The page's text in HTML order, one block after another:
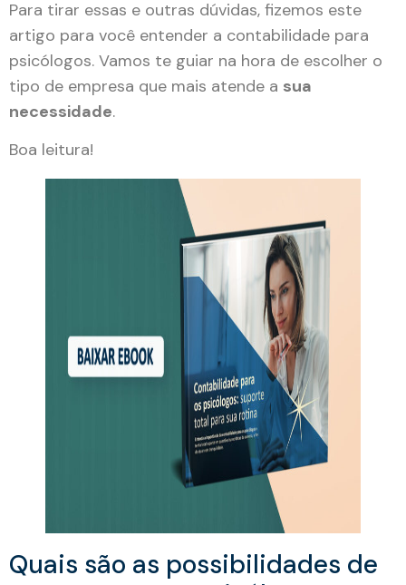
Para tirar essas e outras dúvidas, fizemos este
artigo para você entender a contabilidade para
psicólogos. Vamos te guiar na hora de escolher o
tipo de empresa que mais atende a sua
necessidade.
Boa leitura!
Quais são as possibilidades de